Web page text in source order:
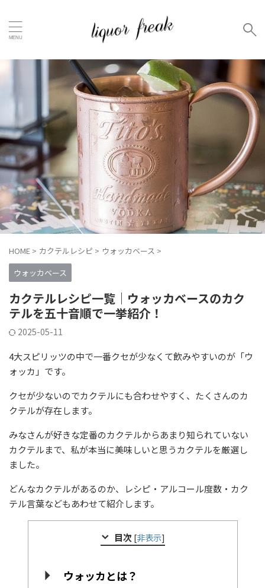
HOME > カクテルレシピ > ウォッカベース >
ウォッカベース
カクテルレシピ一覧｜ウォッカベースのカク
テルを五十音順で一挙紹介！
2025-05-11
4大スピリッツの中で一番クセが少なくて飲みやすいのが「ウ
ォッカ」です。
クセが少ないのでカクテルにも合わせやすく、たくさんのカ
クテルが存在します。
みなさんが好きな定番のカクテルからあまり知られていない
カクテルまで、私が本当に美味しいと思うカクテルを厳選し
ました。
どんなカクテルがあるのか、レシピ・アルコール度数・カク
テル言葉などもあわせて紹介します。
目次 [非表示]
ウォッカとは？